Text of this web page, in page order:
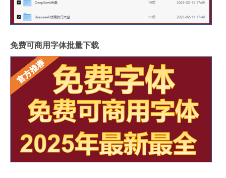
免费可商用字体批量下载